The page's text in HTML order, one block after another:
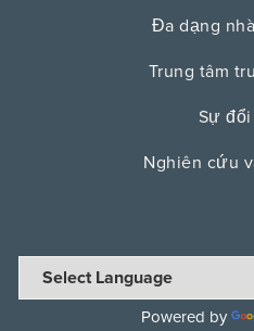
Đa dạng
Trung tâm
Sự
Nghiên cứu
Powered by